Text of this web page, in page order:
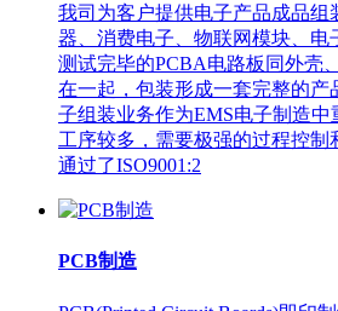
我司为客户提供电子产品成品组
器、消费电子、物联网模块、电
测试完毕的PCBA电路板同外壳
在一起，包装形成一套完整的产
子组装业务作为EMS电子制造
工序较多，需要极强的过程控制
通过了ISO9001:2
PCB制造